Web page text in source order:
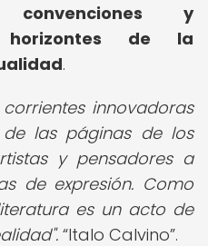
y
horizontes de la
.
innovadoras
las páginas de los
y pensadores a
de expresión. Como
es un acto de
Italo Calvino .